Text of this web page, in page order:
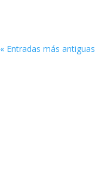
« Entradas más antiguas